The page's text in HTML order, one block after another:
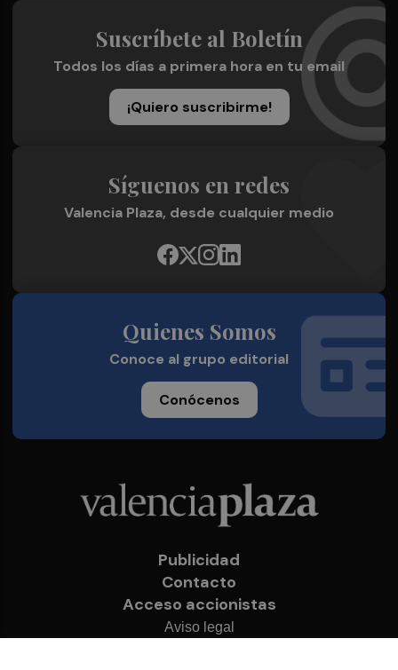
Suscríbete al Boletín
Todos los días a primera hora en tu email
¡Quiero suscribirme!
Síguenos en redes
Valencia Plaza, desde cualquier medio
Quienes Somos
Conoce al grupo editorial
Conócenos
Publicidad
Contacto
Acceso accionistas
Aviso legal